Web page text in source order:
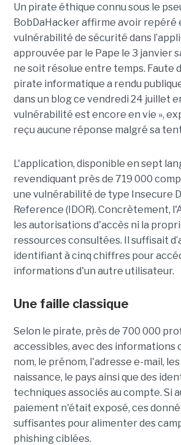
Un pirate éthique connu sous le
BobDaHacker affirme avoir repéré
vulnérabilité de sécurité dans
approuvée par le Pape le 3 janvier
ne soit résolue entre temps. Faute
pirate informatique a rendu
dans un blog ce vendredi 24 juillet
vulnérabilité est encore en vie »,
reçu aucune réponse malgré sa
L'application, disponible en sept
revendiquant près de 719 000
une vulnérabilité de type Insecure
Reference (IDOR). Concrètement,
les autorisations d'accès ni la
ressources consultées. Il suffisait
identifiant à cinq chiffres pour
informations d'un autre utilisateur.
Une faille classique
Selon le pirate, près de 700 000
accessibles, avec des informations
nom, le prénom, l'adresse e-mail,
naissance, le pays ainsi que des
techniques associés au compte. Si
paiement n'était exposé, ces
suffisantes pour alimenter des
phishing ciblées.